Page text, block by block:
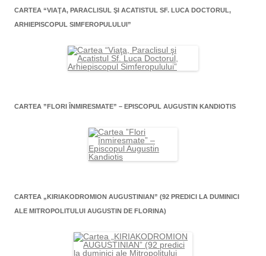
CARTEA “VIAŢA, PARACLISUL ŞI ACATISTUL SF. LUCA DOCTORUL,
ARHIEPISCOPUL SIMFEROPULULUI”
CARTEA ”FLORI ÎNMIRESMATE” – EPISCOPUL AUGUSTIN KANDIOTIS
CARTEA „KIRIAKODROMION AUGUSTINIAN” (92 PREDICI LA DUMINICI
ALE MITROPOLITULUI AUGUSTIN DE FLORINA)